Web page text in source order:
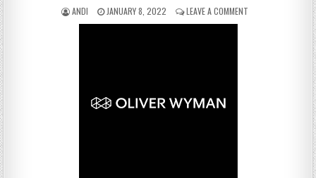
AUTHOR:
ANDI PUBLISHED DATE:
JANUARY 8, 2022 LEAVE A COMMENTON KONSULTAN